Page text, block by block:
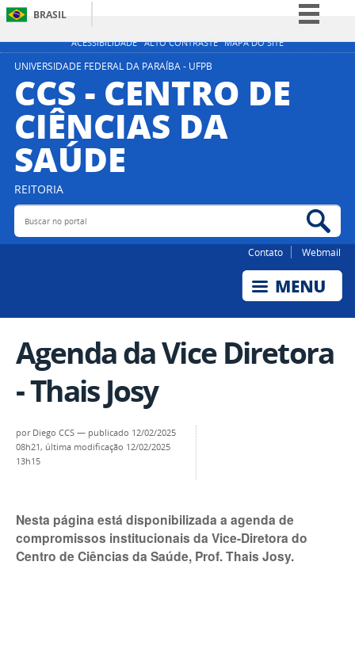
ACESSIBILIDADE ALTO CONTRASTE MAPA DO SITE
BRASIL
Simplifique!
Participe
Acesso à informação
Legislação
UNIVERSIDADE FEDERAL DA PARAÍBA - UFPB
CCS - CENTRO DE
CIÊNCIAS DA
SAÚDE
REITORIA
Buscar no portal
Contato Webmail
Agenda da Vice Diretora
- Thais Josy
por Diego CCS — publicado 12/02/2025
08h21, última modificação 12/02/2025
13h15
Nesta página está disponibilizada a agenda de
compromissos institucionais da Vice-Diretora do
Centro de Ciências da Saúde, Prof. Thais Josy.